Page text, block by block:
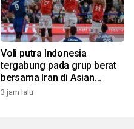
Voli putra Indonesia
tergabung pada grup berat
bersama Iran di Asian
Games 2026
3 jam lalu